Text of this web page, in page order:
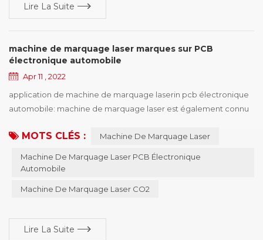
Lire La Suite
machine de marquage laser marques sur PCB
électronique automobile
Apr 11 , 2022
application de machine de marquage laserin pcb électronique
automobile: machine de marquage laser est également connu
codage laser, machine de marquage laser, machine de
marquage laser, machine de marquage laser, équipement de
marquage laser et ainsi de suite, la machine de marquage laser
MOTS CLÉS : Machine De Marquage Laser
Machine De Marquage Laser PCB Électronique
Automobile
Machine De Marquage Laser CO2
Lire La Suite